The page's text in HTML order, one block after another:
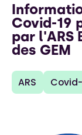
Covid-19
par l'ARS
des GEM
ARS